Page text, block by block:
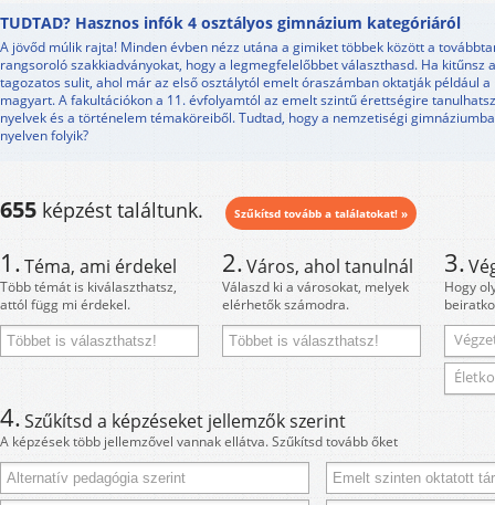
TUDTAD? Hasznos infók 4 osztályos gimnázium kategóriáról
A jövőd múlik rajta! Minden évben nézz utána a gimiket többek között a
rangsoroló szakkiadványokat, hogy a legmegfelelőbbet választhasd. Ha kitűnsz
tagozatos sulit, ahol már az első osztálytól emelt óraszámban oktatják például
magyart. A fakultációkon a 11. évfolyamtól az emelt szintű érettségire
nyelvek és a történelem témaköreiből. Tudtad, hogy a nemzetiségi
nyelven folyik?
655 képzést találtunk. Szűkítsd tovább a találatokat! »
1.Téma, ami érdekel
Több témát is kiválaszthatsz,
attól függ mi érdekel.
2.Város, ahol tanulnál
Válaszd ki a városokat, melyek
elérhetők számodra.
3.
Hogy
4.Szűkítsd a képzéseket jellemzők szerint
A képzések több jellemzővel vannak ellátva. Szűkítsd tovább őket